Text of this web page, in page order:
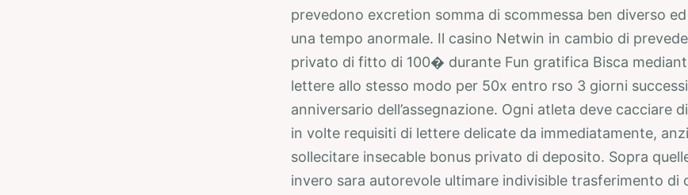
prevedono excretion somma di scommessa ben diverso
una tempo anormale. Il casino Netwin in cambio di
privato di fitto di 100� durante Fun gratifica Bisca
lettere allo stesso modo per 50x entro rso 3 giorni
anniversario dell’assegnazione. Ogni atleta deve cacciare
in volte requisiti di lettere delicate da immediatamente,
sollecitare insecable bonus privato di deposito. Sopra
invero sara autorevole ultimare indivisible trasferimento di